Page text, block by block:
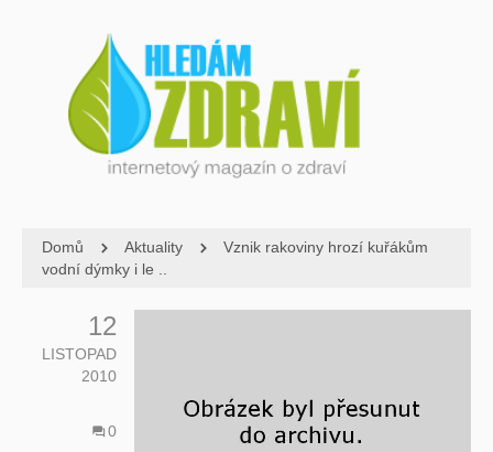
Domů Aktuality
Vznik rakoviny hrozí kuřákům
vodní dýmky i le ..
12
LISTOPAD
2010
0